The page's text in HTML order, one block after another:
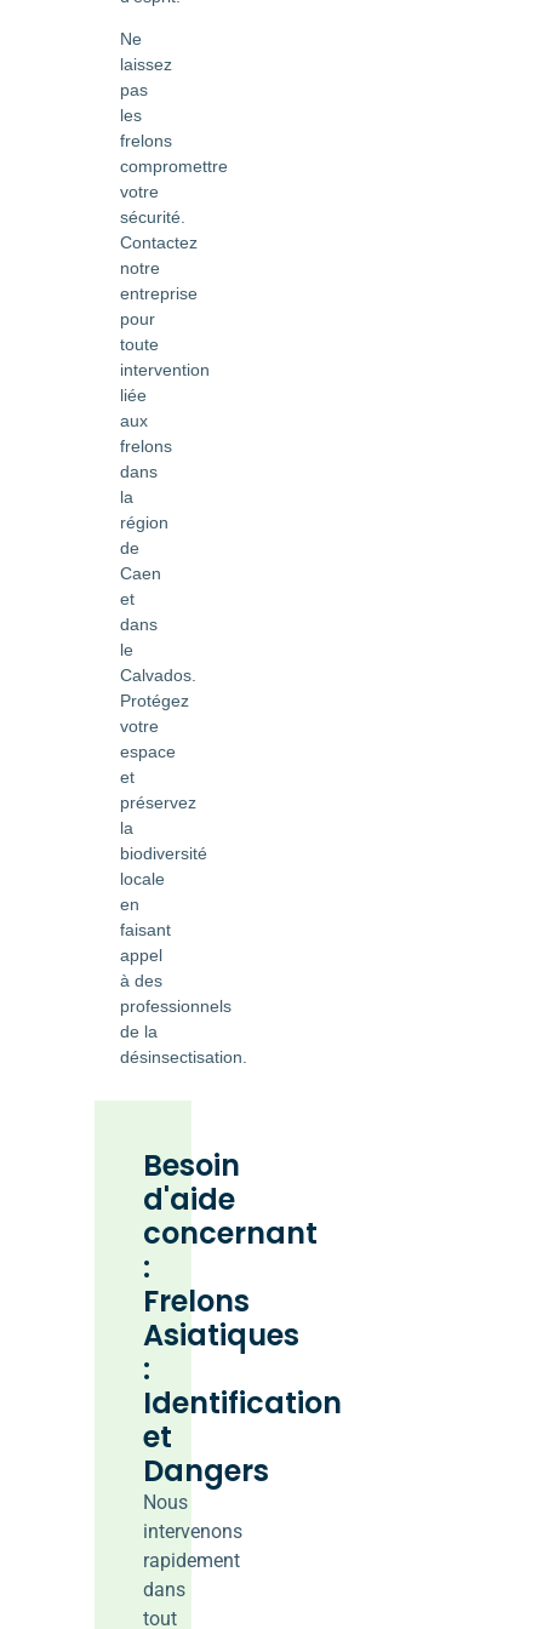
Ne
laissez
pas
les
frelons
compromettre
votre
sécurité.
Contactez
notre
entreprise
pour
toute
intervention
liée
aux
frelons
dans
la
région
de
Caen
et
dans
le
Calvados.
Protégez
votre
espace
et
préservez
la
biodiversité
locale
en
faisant
appel
à des
professionnels
de la
désinsectisation.
Besoin
d'aide
concernant
:
Frelons
Asiatiques
:
Identification
et
Dangers
Nous
intervenons
rapidement
dans
tout